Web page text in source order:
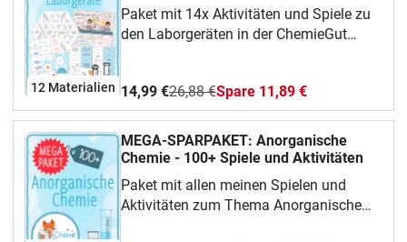
12 Materialien
Paket mit 14x Aktivitäten und Spiele zu
den Laborgeräten in der ChemieGut
Laborgeräte – Domino klein (30 Bilder
und Namen)2. Laborgeräte – Domino
groß (16 Bilder, Namen, und
Verwendungszweck)3. Laborgeräte –
Laborgeräte - Dreieck Domino Spiel /
Puzzle (16 Bilder, Namen, und
14,99 €26,88 €Spare 11,89 €
MEGA-SPARPAKET: Anorganische
Chemie - 100+ Spiele und Aktivitäten
Paket mit allen meinen Spielen und
Aktivitäten zum Thema Anorganische